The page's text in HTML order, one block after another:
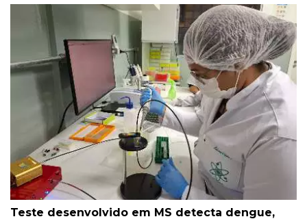
Teste desenvolvido em MS detecta dengue,